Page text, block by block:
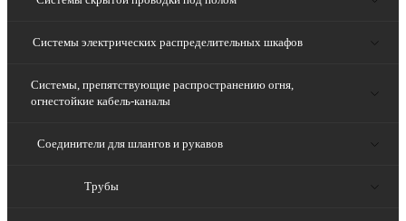
Системы электрических распределительных шкафов
Системы, препятствующие распространению огня,
огнестойкие кабель-каналы
Соединители для шлангов и рукавов
Трубы